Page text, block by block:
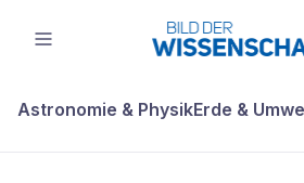
Astronomie & PhysikErde &